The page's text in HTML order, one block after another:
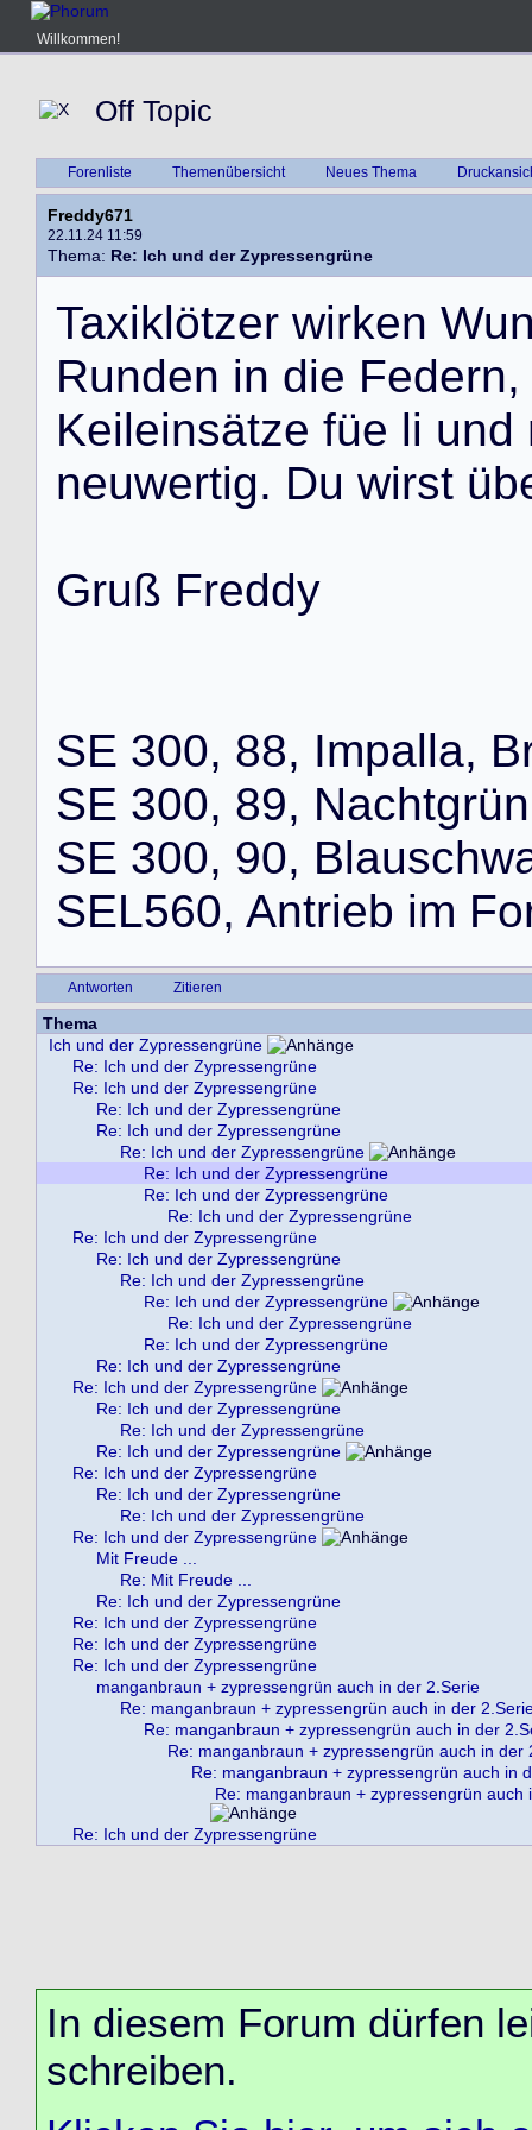
Willkommen!
Off Topic
Forenliste Themenübersicht Neues Thema
Freddy671
22.11.24 11:59
Thema: Re: Ich und der Zypressengrüne
Taxiklötzer wirken Wu
Runden in die Federn,
Keileinsätze füe li und
neuwertig. Du wirst üb
Gruß Freddy
SE 300, 88, Impalla, B
SE 300, 89, Nachtgrün
SE 300, 90, Blauschw
SEL560, Antrieb im Fo
Antworten Zitieren
Thema
Ich und der Zypressengrüne
Re: Ich und der Zypressengrüne
Re: Ich und der Zypressengrüne
Re: Ich und der Zypressengrüne
Re: Ich und der Zypressengrüne
Re: Ich und der Zypressengrüne
Re: Ich und der Zypressengrüne
Re: Ich und der Zypressengrüne
Re: Ich und der Zypressengrüne
Re: Ich und der Zypressengrüne
Re: Ich und der Zypressengrüne
Re: Ich und der Zypressengrüne
Re: Ich und der Zypressengrüne
Re: Ich und der Zypressengrüne
Re: Ich und der Zypressengrüne
Re: Ich und der Zypressengrüne
Re: Ich und der Zypressengrüne
Re: Ich und der Zypressengrüne
Re: Ich und der Zypressengrüne
Re: Ich und der Zypressengrüne
Re: Ich und der Zypressengrüne
Re: Ich und der Zypressengrüne
Re: Ich und der Zypressengrüne
Re: Ich und der Zypressengrüne
Mit Freude ...
Re: Mit Freude ...
Re: Ich und der Zypressengrüne
Re: Ich und der Zypressengrüne
Re: Ich und der Zypressengrüne
Re: Ich und der Zypressengrüne
manganbraun + zypressengrün auch in der 2.Serie
Re: manganbraun + zypressengrün auch in der
Re: manganbraun + zypressengrün auch in der
Re: manganbraun + zypressengrün auch in der
Re: manganbraun + zypressengrün auch in
Re: manganbraun + zypressengrün auch
Re: Ich und der Zypressengrüne
In diesem Forum dürfen
schreiben.